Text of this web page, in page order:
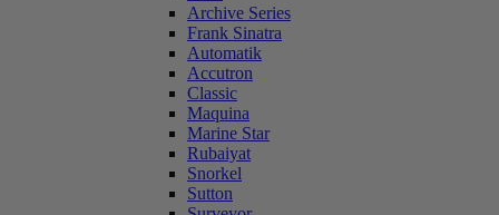
Archive Series
Frank Sinatra
Automatik
Accutron
Classic
Maquina
Marine Star
Rubaiyat
Snorkel
Sutton